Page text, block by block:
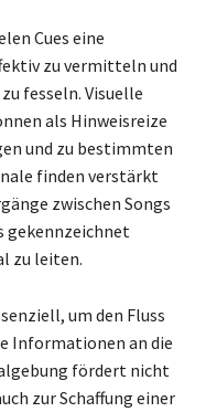
Cues eine
zu vermitteln und
fesseln. Visuelle
als Hinweisreize
und zu bestimmten
finden verstärkt
zwischen Songs
gekennzeichnet
zu leiten.
um den Fluss
Informationen an die
fördert nicht
zur Schaffung einer